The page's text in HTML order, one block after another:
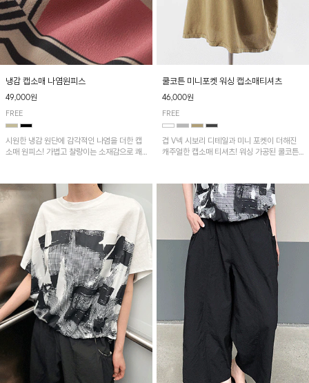
냉감 캡소매 나염원피스
49,000원
FREE
시원한 냉감 원단에 감각적인 나염을 더한 캡
소매 원피스! 가볍고 찰랑이는 소재감으로 쾌
쿨코튼 미니포켓 워싱 캡소매티셔츠
46,000원
FREE
겹 V넥 시보리 디테일과 미니 포켓이 더해진
캐주얼한 캡소매 티셔츠! 워싱 가공된 쿨코튼